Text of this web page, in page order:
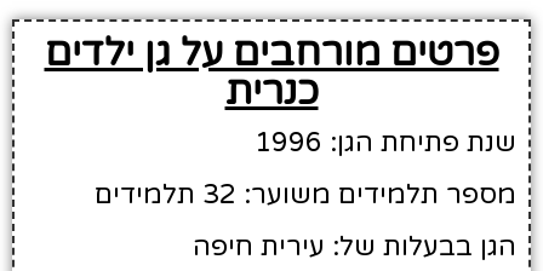
פרטים מורחבים על גן ילדים
כנרית
שנת פתיחת הגן: 1996
מספר תלמידים משוער: 32 תלמידים
הגן בבעלות של: עירית חיפה